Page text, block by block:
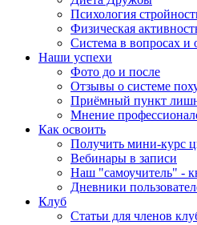
Психология
Физическая
Система в вопросах и
Наши успехи
Фото до и после
Отзывы о системе
Приёмный пункт
Мнение
Как освоить
Получить мини-курс
Вебинары в записи
Наш "самоучитель" -
Дневники
Клуб
Статьи для членов